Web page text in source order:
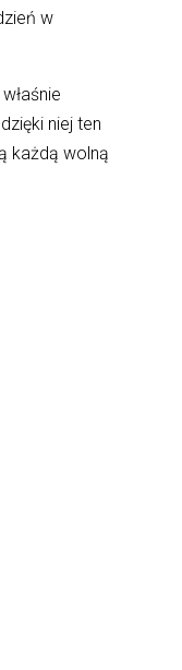
w
niej ten
każdą wolną